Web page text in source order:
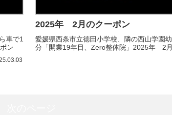
車で1
ン
2025年 2月のクーポン
愛媛県西条市立徳田小学校、隣の西山学園
分「開業19年目、Zero整体院」2025年 2